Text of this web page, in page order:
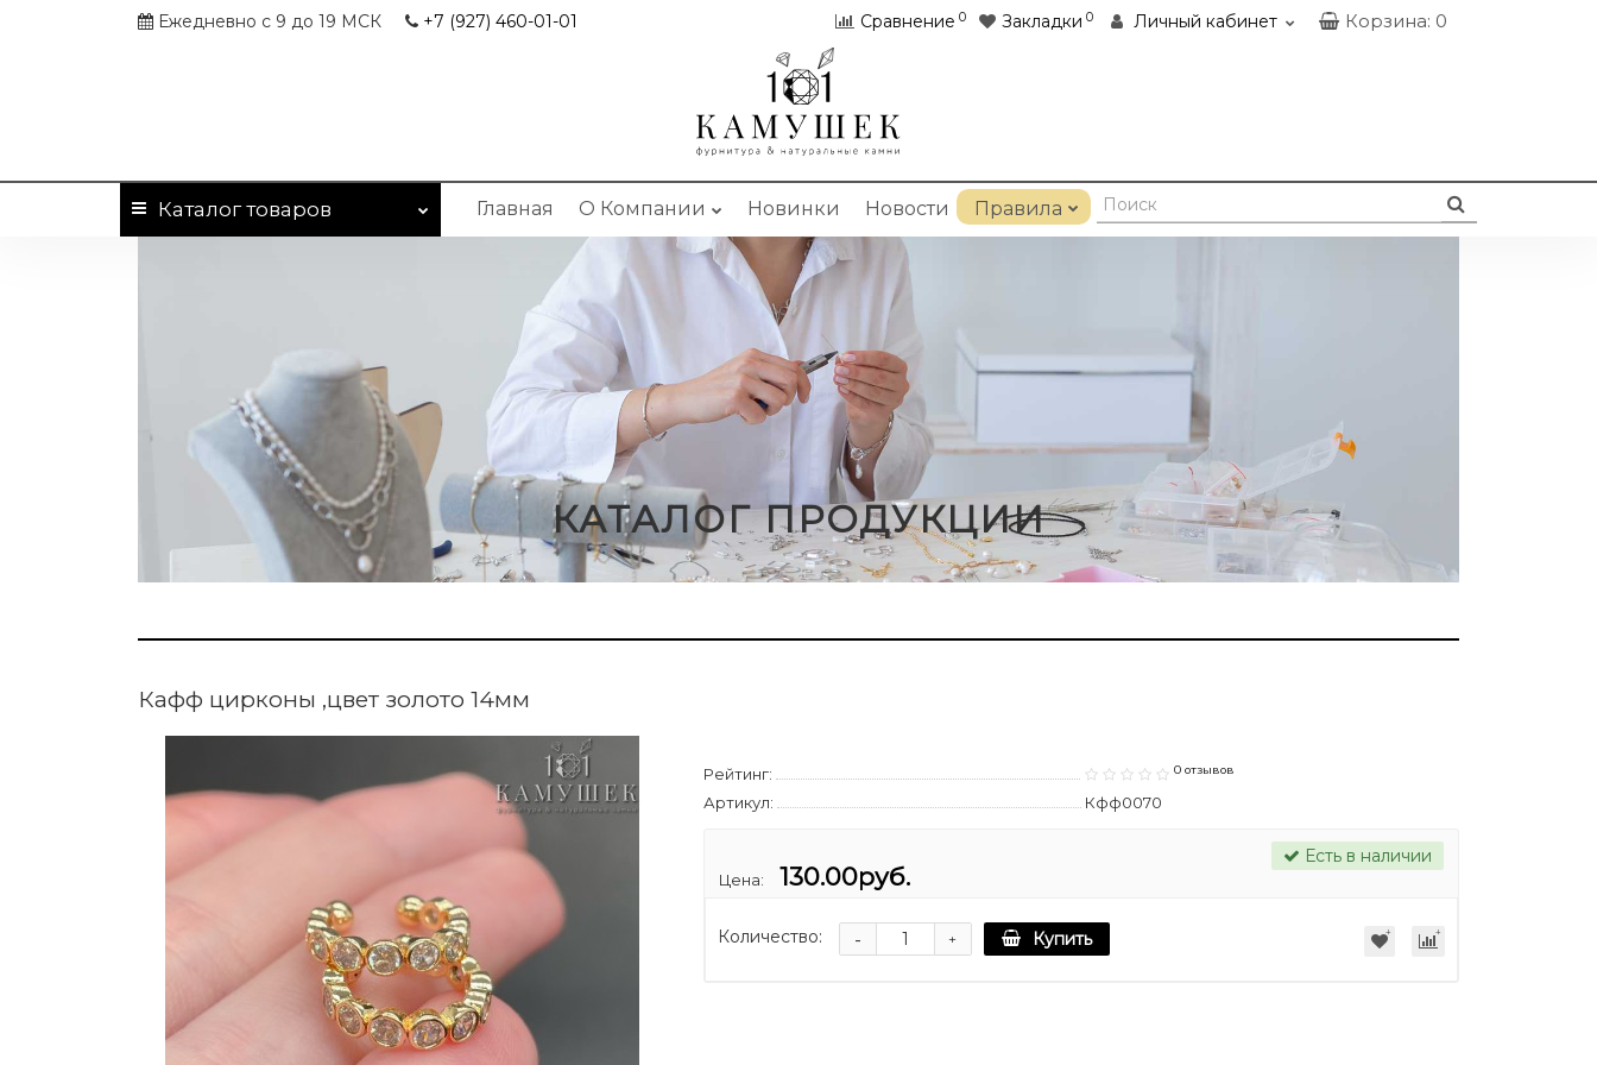
Ежедневно с 9 до 19 МСК +7 (927) 460-01-01 Сравнение 0 Закладки 0 Личный кабинет Корзина: 0
Каталогтоваров Главная О Компании Новинки Новости Правила
КАТАЛОГ ПРОДУКЦИИ
Кафф цирконы ,цвет золото 14мм
Рейтинг: 0 отзывов
Артикул: Кфф0070
Цена: 130.00руб.
Есть в наличии
Количество: +
- Купить